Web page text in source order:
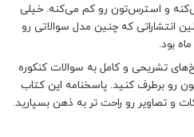
و استرس‌تون رو کم می‌کنه. خیلی
انتشاراتی که چنین مدل سوالاتی رو
بود.
تشریحی و کامل به سوالات کنکوره
رو برطرف کنید. پاسخنامه این کتاب
و تصاویر رو راحت تر به ذهن بسپارید.